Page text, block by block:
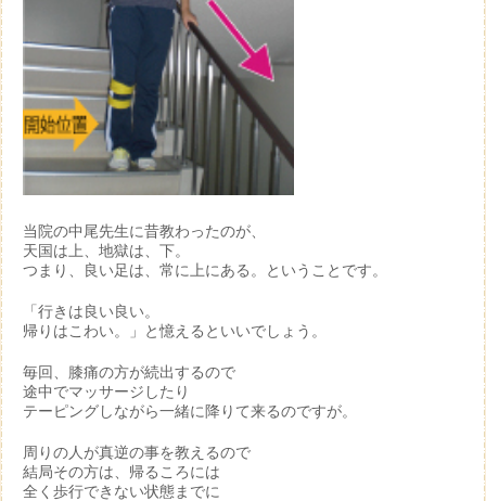
当院の中尾先生に昔教わったのが、
天国は上、地獄は、下。
つまり、良い足は、常に上にある。ということです。
「行きは良い良い。
帰りはこわい。」と憶えるといいでしょう。
毎回、膝痛の方が続出するので
途中でマッサージしたり
テーピングしながら一緒に降りて来るのですが。
周りの人が真逆の事を教えるので
結局その方は、帰るころには
全く歩行できない状態までに